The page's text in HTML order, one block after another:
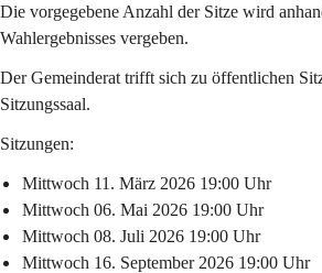
Die vorgegebene Anzahl der Sitze wird
Wahlergebnisses vergeben.
Der Gemeinderat trifft sich zu öffentlichen
Sitzungssaal.
Sitzungen:
Mittwoch 11. März 2026 19:00 Uhr
Mittwoch 06. Mai 2026 19:00 Uhr
Mittwoch 08. Juli 2026 19:00 Uhr
Mittwoch 16. September 2026 19:00 Uhr